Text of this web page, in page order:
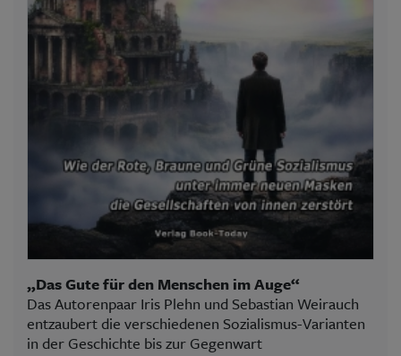
„Das Gute für den Menschen im Auge“
Das Autorenpaar Iris Plehn und Sebastian Weirauch
entzaubert die verschiedenen Sozialismus-Varianten
in der Geschichte bis zur Gegenwart